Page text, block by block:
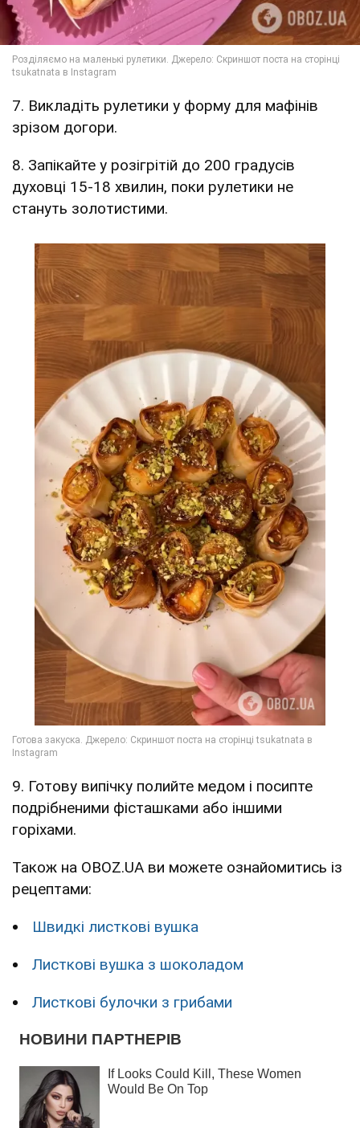
7. Викладіть рулетики у форму для мафінів
зрізом догори.
8. Запікайте у розігрітій до 200 градусів
духовці 15-18 хвилин, поки рулетики не
стануть золотистими.
9. Готову випічку полийте медом і посипте
подрібненими фісташками або іншими
горіхами.
Також на OBOZ.UA ви можете ознайомитись із
рецептами:
Швидкі листкові вушка
Листкові вушка з шоколадом
Листкові булочки з грибами